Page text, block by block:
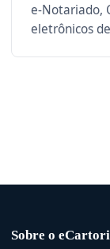
e-Notariado,
eletrônicos
Sobre o